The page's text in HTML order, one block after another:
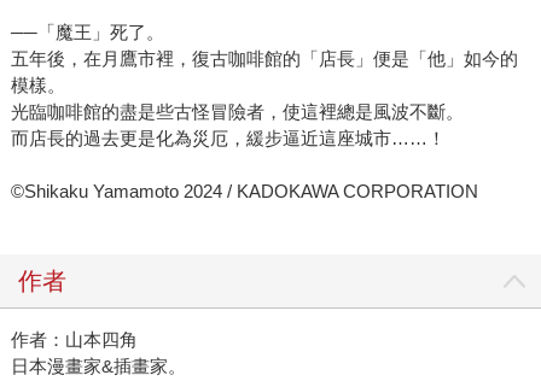
──「魔王」死了。
五年後，在月鷹市裡，復古咖啡館的「店長」便是「他」如今的
模樣。
光臨咖啡館的盡是些古怪冒險者，使這裡總是風波不斷。
而店長的過去更是化為災厄，緩步逼近這座城市……！
©Shikaku Yamamoto 2024 / KADOKAWA CORPORATION
作者
作者：山本四角
日本漫畫家&插畫家。